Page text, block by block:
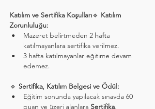
Katılım ve Sertifika Koşulları🔹 Katılım
Zorunluluğu:
Mazeret belirtmeden 2 hafta
katılmayanlara sertifika verilmez.
3 hafta katılmayanlar eğitime devam
edemez.
🔹 Sertifika, Katılım Belgesi ve Ödül:
Eğitim sonunda yapılacak sınavda 60
puan ve üzeri alanlara Sertifika,